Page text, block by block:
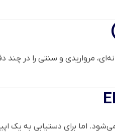
مرواریدی و سنتی را در چند
اما برای دستیابی به یک